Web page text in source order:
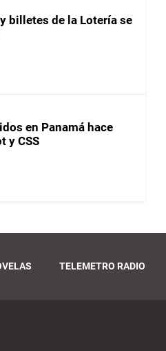
billetes de la Lotería se
en Panamá hace
y CSS
TELEMETRO RADIO